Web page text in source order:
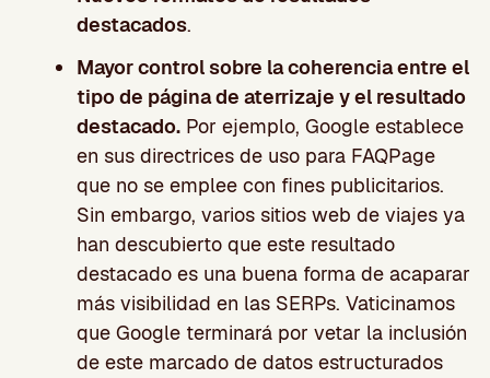
destacados.
Mayor control sobre la coherencia entre el
tipo de página de aterrizaje y el resultado
destacado. Por ejemplo, Google establece
en sus directrices de uso para FAQPage
que no se emplee con fines publicitarios.
Sin embargo, varios sitios web de viajes ya
han descubierto que este resultado
destacado es una buena forma de acaparar
más visibilidad en las SERPs. Vaticinamos
que Google terminará por vetar la inclusión
de este marcado de datos estructurados